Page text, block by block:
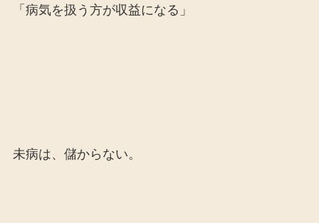
「病気を扱う方が収益になる」
未病は、儲からない。